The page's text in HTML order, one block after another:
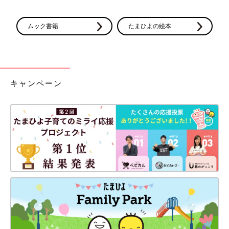
ムック書籍 たまひよの絵本
キャンペーン